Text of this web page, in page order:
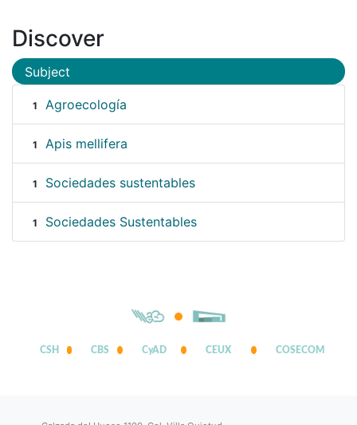
Discover
Subject
1 Agroecología
1 Apis mellifera
1 Sociedades sustentables
1 Sociedades Sustentables
CSH CBS CyAD CEUX COSECOM